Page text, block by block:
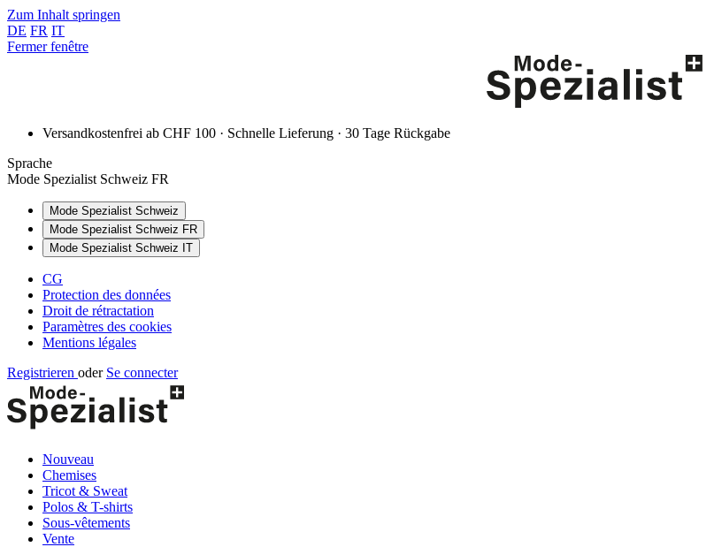
Zum Inhalt springen
DE FR IT
Fermer fenêtre
Versandkostenfrei ab CHF 100 · Schnelle Lieferung · 30 Tage Rückgabe
Sprache
Mode Spezialist Schweiz FR
Mode Spezialist Schweiz
Mode Spezialist Schweiz FR
Mode Spezialist Schweiz IT
CG
Protection des données
Droit de rétractation
Paramètres des cookies
Mentions légales
Registrieren oder Se connecter
Nouveau
Chemises
Tricot & Sweat
Polos & T-shirts
Sous-vêtements
Vente